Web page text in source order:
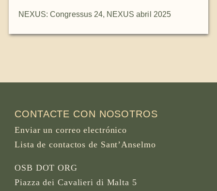
NEXUS: Congressus 24, NEXUS abril 2025
CONTACTE CON NOSOTROS
Enviar un correo electrónico
Lista de contactos de Sant’Anselmo
OSB DOT ORG
Piazza dei Cavalieri di Malta 5